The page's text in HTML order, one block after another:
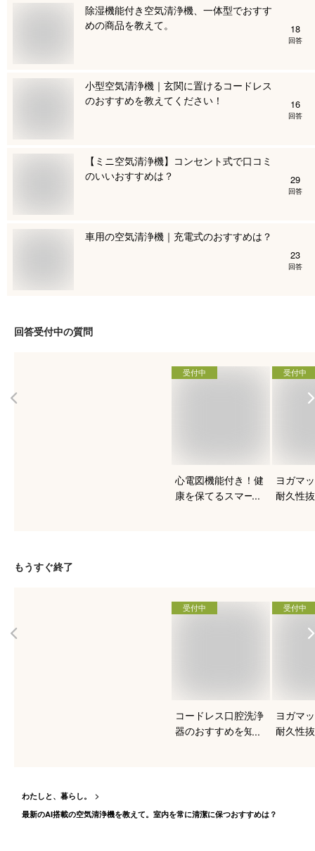
除湿機能付き空気清浄機、一体型でおすす
めの商品を教えて。
18
回答
小型空気清浄機｜玄関に置けるコードレス
のおすすめを教えてください！
16
回答
【ミニ空気清浄機】コンセント式で口コミ
のいいおすすめは？
29
回答
車用の空気清浄機｜充電式のおすすめは？
23
回答
回答受付中の質問
受付中
心電図機能付き！健
康を保てるスマート
受付中
ヨガマ
耐久性
もうすぐ終了
受付中
コードレス口腔洗浄
器のおすすめを知り
受付中
ヨガマ
耐久性
わたしと、暮らし。
最新のAI搭載の空気清浄機を教えて。室内を常に清潔に保つおすすめは？